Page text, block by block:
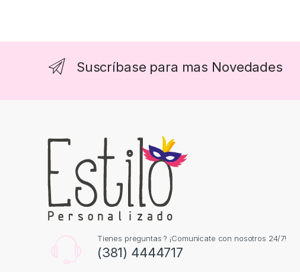
Suscríbase para mas Novedades
Tienes preguntas ? ¡Comunícate con nosotros 24/7!
(381) 4444717